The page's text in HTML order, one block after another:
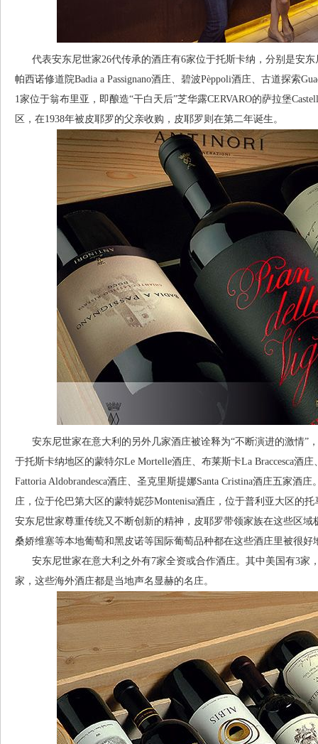
代表安东尼世家26代传承的酒庄有6家位于托斯卡纳，分别是安东
帕西诺修道院Badia a Passignano酒庄、碧波Pèppoli酒庄、古道探索
1家位于翁布里亚，即酿造“干白天后”芝华露CERVARO的萨拉堡
区，在1938年被皮耶罗的父亲收购，皮耶罗则在第二年诞生。
安东尼世家在意大利的另外几家酒庄被诠释为“不断演进的激情”
于托斯卡纳地区的蒙特尔Le Mortelle酒庄、布莱斯卡La Braccesca酒
Fattoria Aldobrandesca酒庄、圣克里斯提娜Santa Cristina酒庄五家酒
庄，位于伦巴第大区的蒙特妮莎Montenisa酒庄，位于普利亚大区的
安东尼世家尊重传统又不断创新的精神，皮耶罗带领家族在这些区
桑娇维塞等本地葡萄和黑皮诺等国际葡萄品种都在这些酒庄里被很
安东尼世家在意大利之外有7家全资或合作酒庄。其中美国有3家
家，这些海外酒庄都是当地声名显赫的名庄。